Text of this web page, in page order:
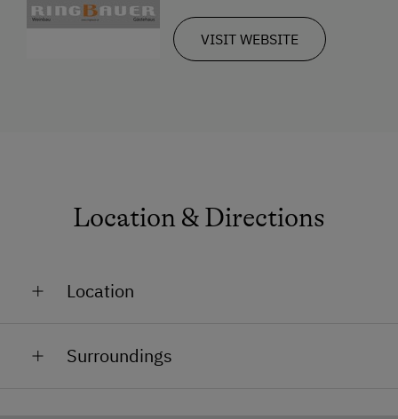
VISIT WEBSITE
Location & Directions
Location
Close to Town Centre
Surroundings